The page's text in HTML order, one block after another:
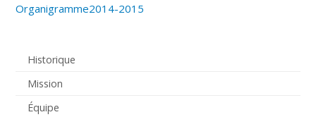
Historique
Mission
Équipe
Organigramme2014-2015